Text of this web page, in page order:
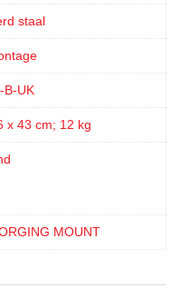
staal
B-UK
x 43 cm; 12 kg
MOUNT